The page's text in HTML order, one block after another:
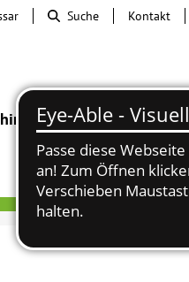
Beratung & Hilfe
Suche Kontakt